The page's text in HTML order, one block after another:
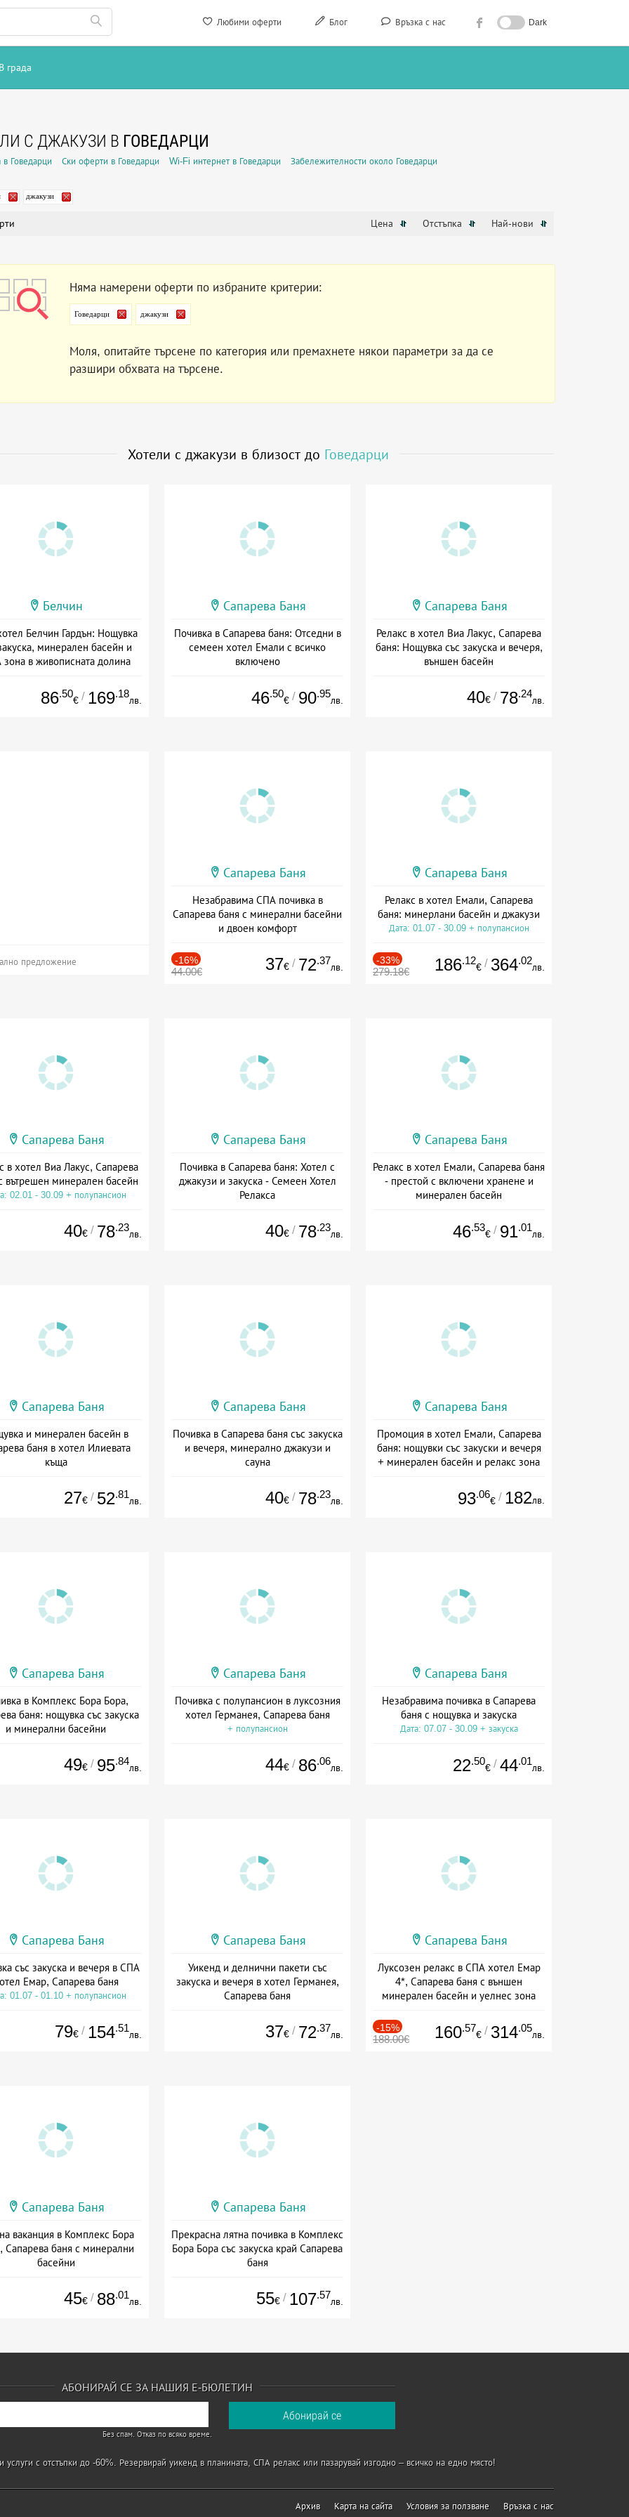
Любими оферти Блог Връзка с нас Dark
В града
С ДЖАКУЗИ В ГОВЕДАРЦИ
Говедарци Ски оферти в Говедарци Wi-Fi интернет в Говедарци Забележителности около Говедарци
джакузи
Цена Отстъпка Най-нови
Няма намерени оферти по избраните критерии:
Говедарци джакузи
Моля, опитайте търсене по категория или премахнете някои параметри за да се
разшири обхвата на търсене.
Хотели с джакузи в близост до Говедарци
Белчин
Белчин Гардън: Нощувка
минерален басейн и
в живописната долина
86.50
€ / 169.18
лв.
Сапарева Баня
Почивка в Сапарева баня: Отседни в
семеен хотел Емали с всичко
включено
46.50
€ / 90.95
лв.
Сапарева Баня
Релакс в хотел Виа Лакус, Сапарева
баня: Нощувка със закуска и вечеря,
външен басейн
40€ / 78.24
лв.
предложение
Сапарева Баня
Незабравима СПА почивка в
Сапарева баня с минерални басейни
и двоен комфорт
-16%
44.00€ 37€ / 72.37
лв.
Сапарева Баня
Релакс в хотел Емали, Сапарева
баня: минерлани басейн и джакузи
Дата: 01.07 - 30.09 + полупансион
-33%
279.18€ 186.12
€ / 364.02
лв.
Сапарева Баня
в хотел Виа Лакус, Сапарева
вътрешен минерален басейн
02.01 - 30.09 + полупансион
40€ / 78.23
лв.
Сапарева Баня
Почивка в Сапарева баня: Хотел с
джакузи и закуска - Семеен Хотел
Релакса
40€ / 78.23
лв.
Сапарева Баня
Релакс в хотел Емали, Сапарева баня
- престой с включени хранене и
минерален басейн
46.53
€ / 91.01
лв.
Сапарева Баня
и минерален басейн в
баня в хотел Илиевата
къща
27€ / 52.81
лв.
Сапарева Баня
Почивка в Сапарева баня със закуска
и вечеря, минерално джакузи и
сауна
40€ / 78.23
лв.
Сапарева Баня
Промоция в хотел Емали, Сапарева
баня: нощувки със закуски и вечеря
+ минерален басейн и релакс зона
93.06
€ / 182лв.
Сапарева Баня
в Комплекс Бора Бора,
баня: нощувка със закуска
и минерални басейни
49€ / 95.84
лв.
Сапарева Баня
Почивка с полупансион в луксозния
хотел Германея, Сапарева баня
+ полупансион
44€ / 86.06
лв.
Сапарева Баня
Незабравима почивка в Сапарева
баня с нощувка и закуска
Дата: 07.07 - 30.09 + закуска
22.50
€ / 44.01
лв.
Сапарева Баня
със закуска и вечеря в СПА
Емар, Сапарева баня
01.07 - 01.10 + полупансион
79€ / 154.51
лв.
Сапарева Баня
Уикенд и делнични пакети със
закуска и вечеря в хотел Германея,
Сапарева баня
37€ / 72.37
лв.
Сапарева Баня
Луксозен релакс в СПА хотел Емар
4*, Сапарева баня с външен
минерален басейн и уелнес зона
-15%
188.00€ 160.57
€ / 314.05
лв.
Сапарева Баня
ваканция в Комплекс Бора
Сапарева баня с минерални
басейни
45€ / 88.01
лв.
Сапарева Баня
Прекрасна лятна почивка в Комплекс
Бора Бора със закуска край Сапарева
баня
55€ / 107.57
лв.
АБОНИРАЙ СЕ ЗА НАШИЯ Е-БЮЛЕТИН
Без спам. Отказ по всяко време.
с отстъпки до -60%. Резервирай уикенд в планината, СПА релакс или пазарувай изгодно – всичко на едно място!
Архив Карта на сайта Условия за ползване Връзка с нас